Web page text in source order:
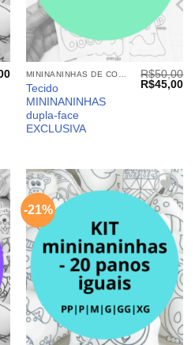
MININANINHAS DE COLORIR
Tecido
MININANINHAS
dupla-face
EXCLUSIVA
R$50,00
O
R$45,00O
-21%
Adicionar
aos
desejos